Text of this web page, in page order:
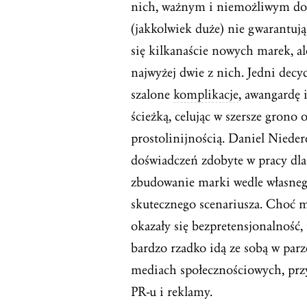
nich, ważnym i niemożliwym
(jakkolwiek duże) nie
się kilkanaście nowych marek,
najwyżej dwie z nich. Jedni
szalone komplikacje,
ścieżką, celując w szersze
prostolinijnością. Daniel
doświadczeń zdobyte w pracy
zbudowanie marki wedle
skutecznego scenariusza. Choć
okazały się
bardzo rzadko idą ze sobą w
mediach społecznościowych,
PR-u i reklamy.